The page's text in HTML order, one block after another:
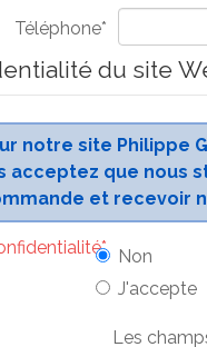
Téléphone*
du site
notre site Philippe
acceptez que nous
et recevoir
*
Non
J'accepte
Les